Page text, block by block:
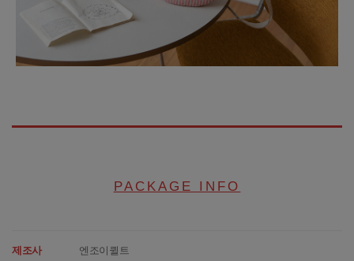
PACKAGE INFO
제조사 엔조이퀼트